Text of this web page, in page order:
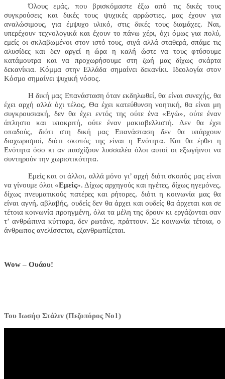
Όλους εμάς, που βρισκόμαστε έξω από τις δικές τους
συγκρούσεις και δικές τους ψυχικές αρρώστιες, μας έχουν για
αναλώσιμους, για έμψυχο υλικό, στις δικές τους διαμάχες. Ναι,
υπερέχουν τεχνολογικά και έχουν το πάνω χέρι, όχι όμως για πολύ,
εμείς οι σκλαβωμένοι στον ιστό τους, σιγά αλλά σταθερά, σπάμε τις
αλυσίδες και δεν αργεί η ώρα η καλή ώστε να τους φτύσουμε
κατάμουτρα και να προχωρήσουμε στη ζωή μας δίχως σκάρτα
δεκανίκια. Κόμμα στην Ελλάδα σημαίνει δεκανίκι. Ιδεολογία στον
Κόσμο σημαίνει ψυχική νόσος.
Η δική μας Επανάσταση όταν εκδηλωθεί, θα είναι συνεχής, θα
έχει αρχή αλλά όχι τέλος, Θα έχει κατεύθυνση νοητική, θα είναι μη
συγκρουσιακή, δεν θα έχει εντός της ούτε ένα «Εγώ», ούτε έναν
άπληστο και υποκριτή, ούτε έναν μακιαβελλιστή. Δεν θα έχει
οπαδούς, διότι στη δική μας Επανάσταση δεν θα υπάρχουν
διαχωρισμοί, διότι σκοπός της είναι η Ενότητα. Και θα έρθει η
Ενότητα όσο κι αν πασχίζουν λυσσαλέα όλοι αυτοί οι εξωγήινοι να
συντηρούν την χωριστικότητα.
Εμείς και οι άλλοι, αλλά μόνο γι’ αρχή διότι σκοπός μας είναι
να γίνουμε όλοι «Εμείς». Δίχως αρχηγούς και ηγέτες, δίχως ηγεμόνες,
δίχως πνευματικούς πατέρες και ρήτορες, διότι η κοινωνία μας θα
είναι αγνή, αβλαβής, ουδείς δεν θα άρχει και ουδείς θα άρχεται και σε
τέτοια κοινωνία προηγμένη, όλα τα μέλη της δρουν κι εργάζονται σαν
τ’ ανθρώπινα κύτταρα, δεν ρωτάνε, πράττουν. Σε κοινωνία τέτοια, ο
άνθρωπος ανελίσσεται, εξανθρωπίζεται.
Wow – Ουάου!
Toυ Ιωσήφ Στάλιν (Πεζοπόρος Νο1)